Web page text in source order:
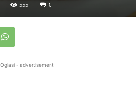
555 0
Oglasi - advertisement